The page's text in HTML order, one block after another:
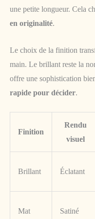
une petite longueur. Cela
en originalité.
Le choix de la finition
main. Le brillant reste la
offre une sophistication
rapide pour décider.
Finition
Rendu
visuel
Brillant Éclatant
Mat Satiné